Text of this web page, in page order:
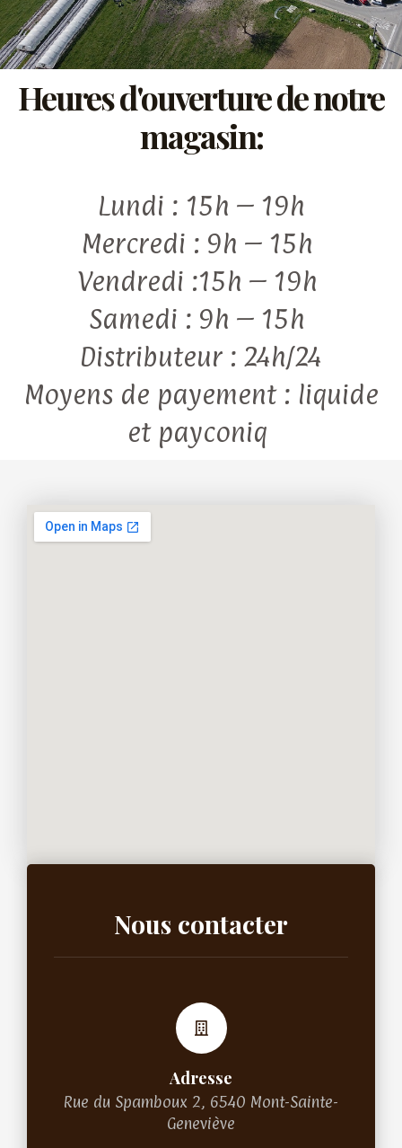
Heures d'ouverture de notre
magasin:
Lundi : 15h – 19h
Mercredi : 9h – 15h
Vendredi :15h – 19h
Samedi : 9h – 15h
Distributeur : 24h/24
Moyens de payement : liquide
et payconiq
Nous contacter
Adresse
Rue du Spamboux 2, 6540 Mont-Sainte-
Geneviève